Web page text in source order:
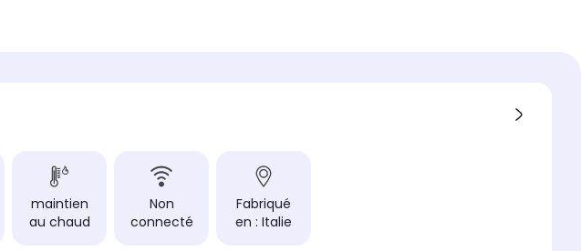
maintien
au chaud
Non
connecté
Fabriqué
en : Italie